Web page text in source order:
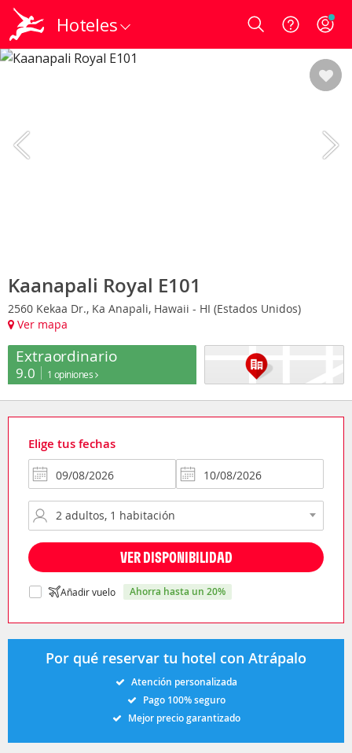
Hoteles Login
Kaanapali Royal E101
2560 Kekaa Dr., Ka Anapali, Hawaii - HI (Estados Unidos)
Ver mapa
Extraordinario
9.0 1 opiniones
Elige tus fechas
VER DISPONIBILIDAD
Añadir vuelo ahorra hasta un 20%
Por qué reservar tu hotel con Atrápalo
Atención personalizada
Pago 100% seguro
Mejor precio garantizado